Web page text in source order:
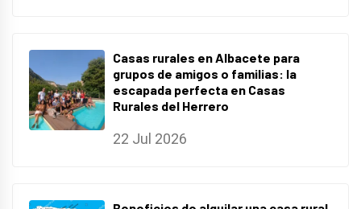
Casas rurales en Albacete para
grupos de amigos o familias: la
escapada perfecta en Casas
Rurales del Herrero
22 Jul 2026